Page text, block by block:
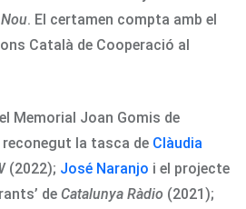
. El certamen compta amb el
Català de Cooperació al
Memorial Joan Gomis de
reconegut la tasca de Clàudia
(2022); José Naranjo i el projecte
de Catalunya Ràdio (2021);